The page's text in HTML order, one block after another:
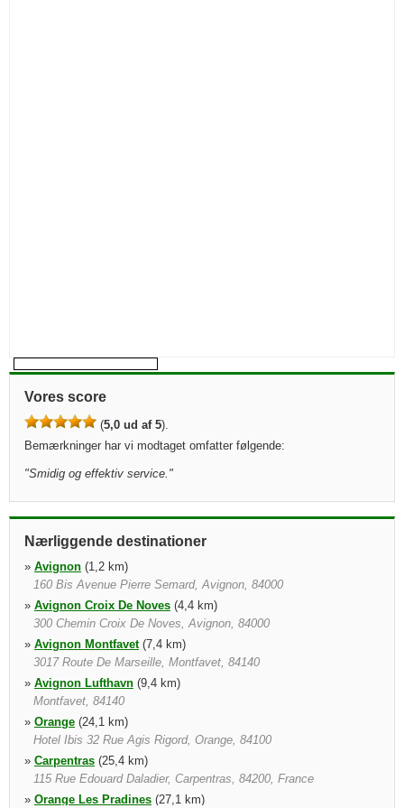
Vores score
(5,0 ud af 5).
Bemærkninger har vi modtaget omfatter følgende:
"Smidig og effektiv service. "
Nærliggende destinationer
» Avignon (1,2 km)
160 Bis Avenue Pierre Semard, Avignon, 84000
» Avignon Croix De Noves (4,4 km)
300 Chemin Croix De Noves, Avignon, 84000
» Avignon Montfavet(7,4 km)
3017 Route De Marseille, Montfavet, 84140
» Avignon Lufthavn (9,4 km)
Montfavet, 84140
» Orange (24,1 km)
Hotel Ibis 32 Rue Agis Rigord, Orange, 84100
» Carpentras (25,4 km)
115 Rue Edouard Daladier, Carpentras, 84200, France
» Orange Les Pradines (27,1 km)